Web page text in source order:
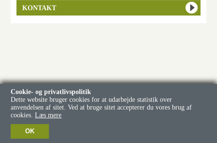
KONTAKT
Cookie- og privatlivspolitik
Dette website bruger cookies for at udarbejde statistik over
anvendelsen af sitet. Ved at bruge sitet accepterer du vores brug af
cookies. Læs mere